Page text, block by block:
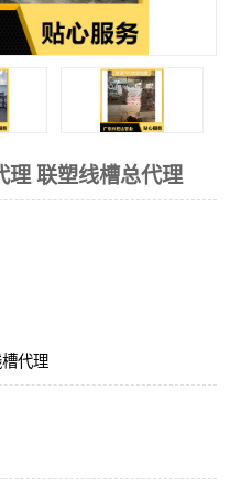
理 联塑线槽总代理
代理